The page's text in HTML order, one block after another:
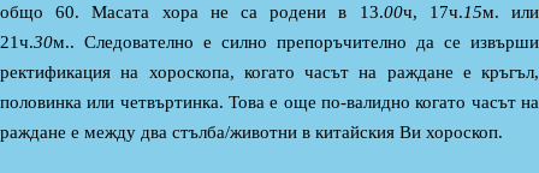
общо 60. Масата хора не са родени в 13.00ч, 17ч.15м. или
21ч.30м.. Следователно е силно препоръчително да се извърши
ректификация на хороскопа, когато часът на раждане е кръгъл,
половинка или четвъртинка. Това е още по-валидно когато часът на
раждане е между два стълба/животни в китайския Ви хороскоп.